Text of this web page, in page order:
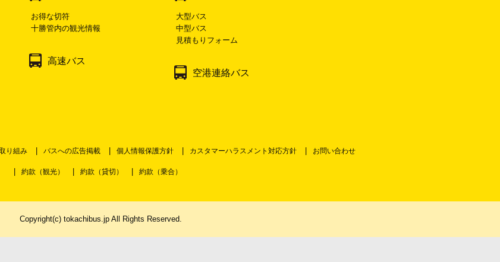
お得な切符
十勝管内の観光情報
高速バス
大型バス
中型バス
見積もりフォーム
空港連絡バス
り組み バスへの広告掲載 個人情報保護方針 カスタマーハラスメント対応方針 お問い合わせ
約款（観光） 約款（貸切） 約款（乗合）
Copyright(c) tokachibus.jp All Rights Reserved.